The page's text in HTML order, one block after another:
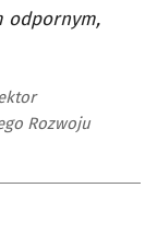
odpornym,
Rozwoju